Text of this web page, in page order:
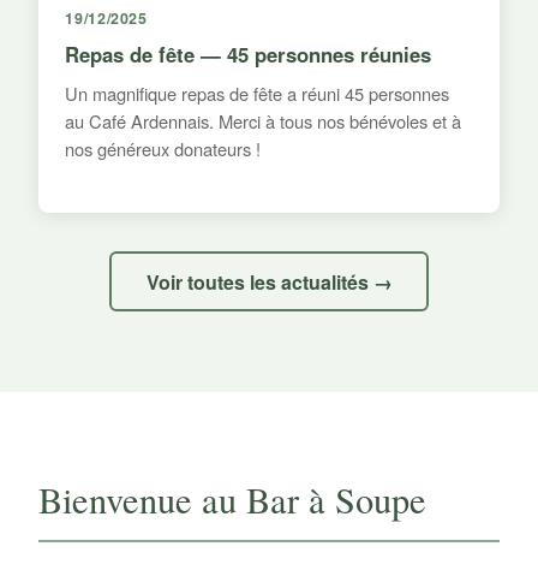
19/12/2025
Repas de fête — 45 personnes réunies
Un magnifique repas de fête a réuni 45 personnes
au Café Ardennais. Merci à tous nos bénévoles et à
nos généreux donateurs !
Voir toutes les actualités →
Bienvenue au Bar à Soupe